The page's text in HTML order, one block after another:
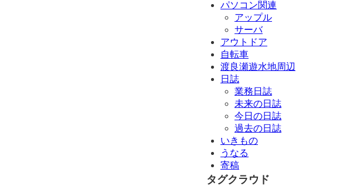
パソコン関連
アップル
サーバ
アウトドア
自転車
渡良瀬遊水地周辺
日誌
業務日誌
未来の日誌
今日の日誌
過去の日誌
いきもの
うなる
寄稿
タグクラウド